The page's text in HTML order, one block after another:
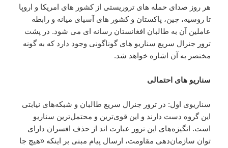
هر روز صدای حمله های تروریستی از کشور های امریکا و اروپا
تا روسیه، چین، پاکستان و کشور های آسیای میانه و رابطه
عاملین آن به طالبان افغانستان رسانه ای می شود. در پشت
ترور جنرال سریع سناریو های گوناگونی وجود دارد که به گونه
مختصر به آن اشاره خواهد شد.
سناریو های احتمالی
سناریوی اول: در ترور جنرال سریع طالبان و شبکه‌های نیابتی
این گروه دست دارند و این قوی‌ترین و محتمل‌ترین سناریو
است. انگیزه‌های این ترور عبارت اند از حذف افسران دارای
توان سازمان‌دهی مقاومت، ارسال پیام مبنی بر اینکه «هیچ جا